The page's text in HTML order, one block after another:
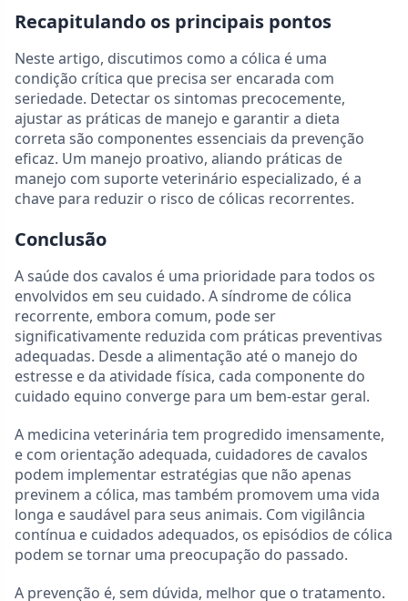
Recapitulando os principais pontos
Neste artigo, discutimos como a cólica é uma
condição crítica que precisa ser encarada com
seriedade. Detectar os sintomas precocemente,
ajustar as práticas de manejo e garantir a dieta
correta são componentes essenciais da prevenção
eficaz. Um manejo proativo, aliando práticas de
manejo com suporte veterinário especializado, é a
chave para reduzir o risco de cólicas recorrentes.
Conclusão
A saúde dos cavalos é uma prioridade para todos os
envolvidos em seu cuidado. A síndrome de cólica
recorrente, embora comum, pode ser
significativamente reduzida com práticas preventivas
adequadas. Desde a alimentação até o manejo do
estresse e da atividade física, cada componente do
cuidado equino converge para um bem-estar geral.
A medicina veterinária tem progredido imensamente,
e com orientação adequada, cuidadores de cavalos
podem implementar estratégias que não apenas
previnem a cólica, mas também promovem uma vida
longa e saudável para seus animais. Com vigilância
contínua e cuidados adequados, os episódios de cólica
podem se tornar uma preocupação do passado.
A prevenção é, sem dúvida, melhor que o tratamento.